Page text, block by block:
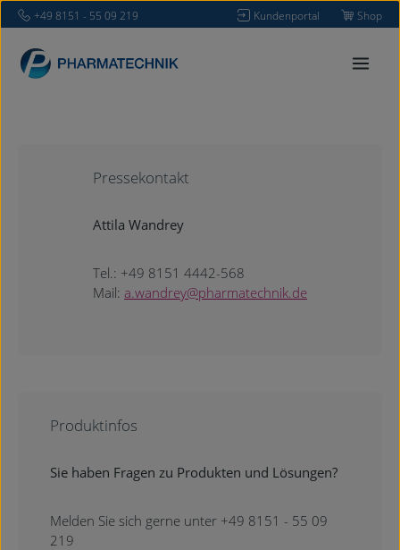
Zum Hauptinhalt springen
+49 8151 - 55 09 219 Kundenportal Shop
Pressekontakt
Attila Wandrey
Tel.: +49 8151 4442-568
Mail: a.wandrey@pharmatechnik.de
Produktinfos
Sie haben Fragen zu Produkten und Lösungen?
Melden Sie sich gerne unter +49 8151 - 55 09
219